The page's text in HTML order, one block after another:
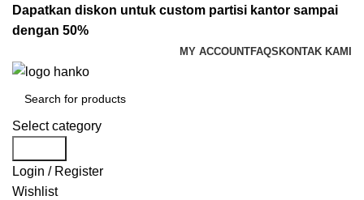
Dapatkan diskon untuk custom partisi kantor sampai
dengan 50%
MY ACCOUNTFAQS KONTAK KAMI
Select category
Login / Register
Wishlist